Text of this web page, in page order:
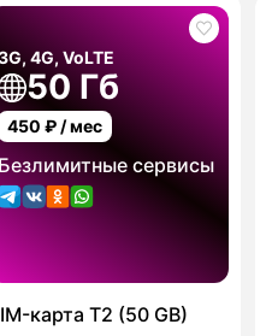
4G, VoLTE
50 Гб
450 ₽ / мес
Безлимитные сервисы
карта T2 (50 GB)